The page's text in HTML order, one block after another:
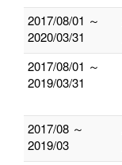
2017/08/01 ～
2020/03/31
2017/08/01 ～
2019/03/31
2017/08 ～
2019/03